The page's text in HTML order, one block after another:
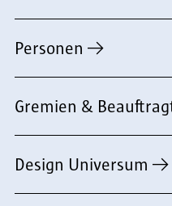
Personen
Gremien &
Design Universum